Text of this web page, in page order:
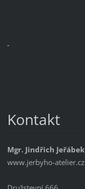
Kontakt
Mgr. Jindřich Jeřábek
www.jerbyho-atelier.cz